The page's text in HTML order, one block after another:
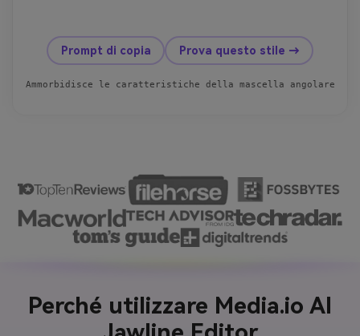
prima dopo
Prompt di copia Prova questo stile →
Ammorbidisce le caratteristiche della mascella angolare
Perché utilizzare Media.io AI